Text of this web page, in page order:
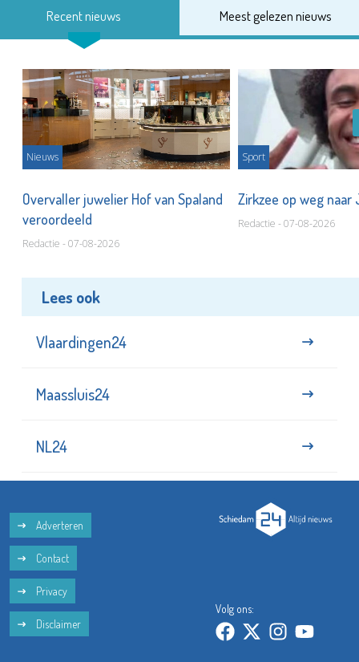
Recent nieuws Meest gelezen nieuws
Overvaller juwelier Hof van Spaland
veroordeeld
Zirkzee op weg
Lees ook
Adverteren
Contact
Privacy
Volg ons: